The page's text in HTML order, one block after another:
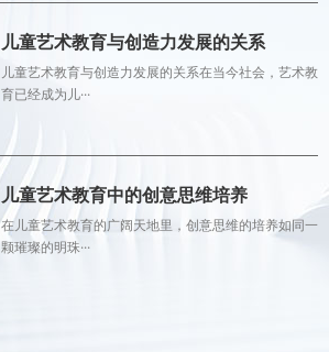
儿童艺术教育与创造力发展的关系
儿童艺术教育与创造力发展的关系在当今社会，艺术教
育已经成为儿···
儿童艺术教育中的创意思维培养
在儿童艺术教育的广阔天地里，创意思维的培养如同一
颗璀璨的明珠···